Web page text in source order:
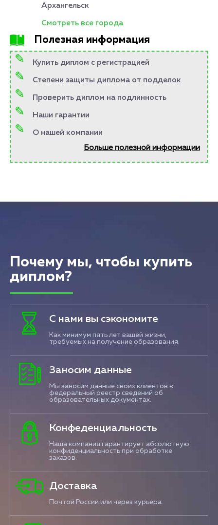
Архангельск
Смотреть все города
Полезная информация
Купить диплом с регистрацией
Степени защиты диплома от подделок
Проверить диплом на подлинность
Наши гарантии
О нашей компании
Больше полезной информации
Почему мы, чтобы купить
диплом?
С нами вы сэкономите
Как минимум пять лет вашей жизни,
требуемых на получение образования.
Заносим данные
Мы заносим данные своих клиентов в
федеральный реестр сведений об
образовательных документах.
Конфеденциальность
Наша компания гарантирует абсолютную
конфиденциальность при обработке
заказов.
Доставка
Почтой России или через курьера.